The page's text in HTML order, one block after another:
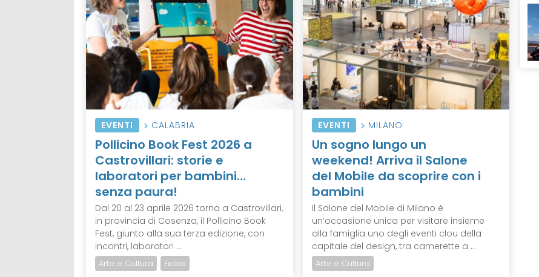
EVENTI CALABRIA
Pollicino Book Fest 2026 a
Castrovillari: storie e
laboratori per bambini…
senza paura!
Dal 20 al 23 aprile 2026 torna a Castrovillari,
in provincia di Cosenza, il Pollicino Book
Fest, giunto alla sua terza edizione, con
incontri, laboratori ...
Arte e Cultura Fiabe
EVENTI MILANO
Un sogno lungo un
weekend! Arriva il Salone
del Mobile da scoprire con i
bambini
Il Salone del Mobile di Milano è
un’occasione unica per visitare insieme
alla famiglia uno degli eventi clou della
capitale del design, tra camerette a ...
Arte e Cultura